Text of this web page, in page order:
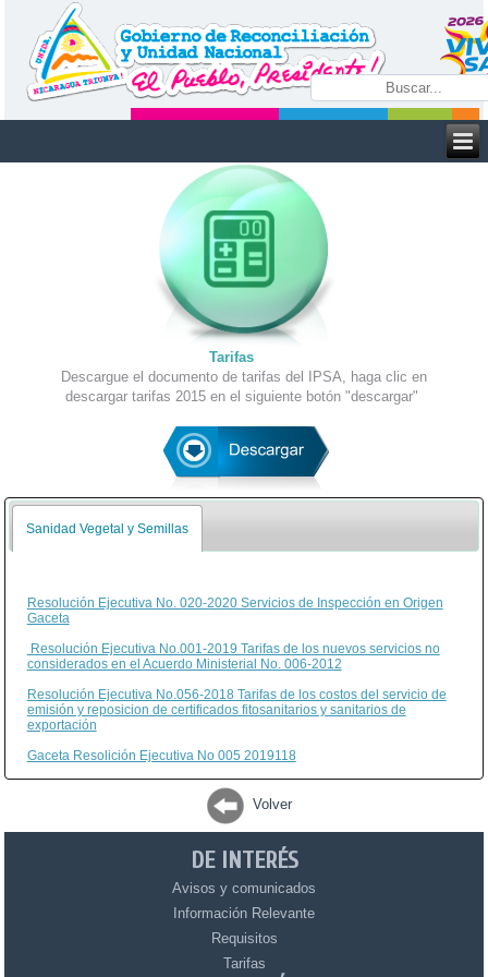
Tarifas
Descargue el documento de tarifas del IPSA, haga clic en
descargar tarifas 2015 en el siguiente botón "descargar"
Sanidad Vegetal y Semillas
Resolución Ejecutiva No. 020-2020 Servicios de Inspección en Origen
Gaceta
Resolución Ejecutiva No.001-2019 Tarifas de los nuevos servicios no
considerados en el Acuerdo Ministerial No. 006-2012
Resolución Ejecutiva No.056-2018 Tarifas de los costos del servicio de
emisión y reposicion de certificados fitosanitarios y sanitarios de
exportación
Gaceta Resolición Ejecutiva No 005 2019118
Volver
DE INTERÉS
Avisos y comunicados
Información Relevante
Requisitos
Tarifas